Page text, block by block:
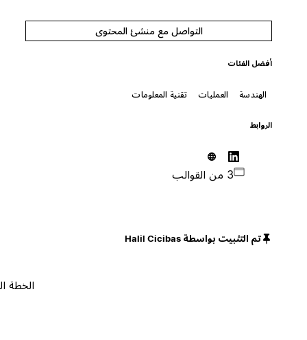
التواصل مع منشئ المحتوى
أفضل الفئات
العمليات تقنية المعلومات
تم التثبيت بواسطة Halil Cicibas
الخطة المجانية